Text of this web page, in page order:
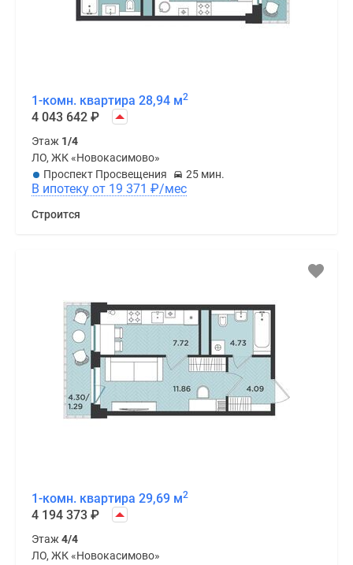
1-комн. квартира 28,94 м2
4 043 642 ₽
Этаж 1/4
ЛО, ЖК «Новокасимово»
Проспект Просвещения
25 мин.
В ипотеку от 19 371 ₽/мес
Строится
1-комн. квартира 29,69 м2
4 194 373 ₽
Этаж 4/4
ЛО, ЖК «Новокасимово»